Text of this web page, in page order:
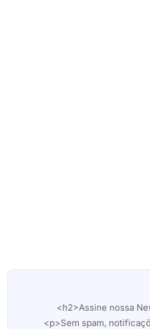
<h2>Assine nossa
<p>Sem spam,